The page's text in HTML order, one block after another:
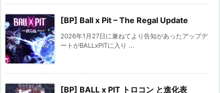
[BP] Ball x Pit – The Regal Update
2026年1月27日に兼ねてより告知があったアップデ
ートがBALLxPITに入り ...
[BP] BALL x PIT トロコン と進化表